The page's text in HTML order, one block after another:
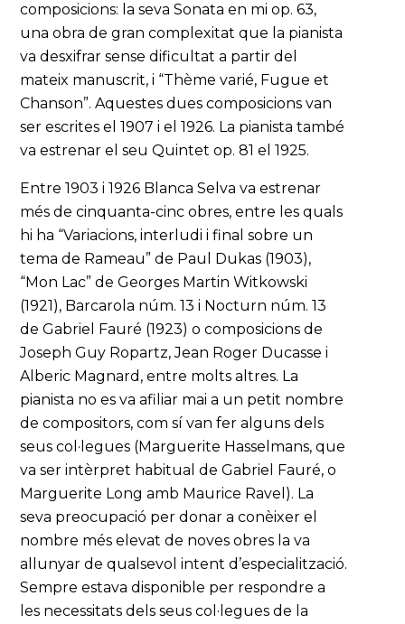
composicions: la seva Sonata en mi op. 63,
una obra de gran complexitat que la pianista
va desxifrar sense dificultat a partir del
mateix manuscrit, i “Thème varié, Fugue et
Chanson”. Aquestes dues composicions van
ser escrites el 1907 i el 1926. La pianista també
va estrenar el seu Quintet op. 81 el 1925.
Entre 1903 i 1926 Blanca Selva va estrenar
més de cinquanta-cinc obres, entre les quals
hi ha “Variacions, interludi i final sobre un
tema de Rameau” de Paul Dukas (1903),
“Mon Lac” de Georges Martin Witkowski
(1921), Barcarola núm. 13 i Nocturn núm. 13
de Gabriel Fauré (1923) o composicions de
Joseph Guy Ropartz, Jean Roger Ducasse i
Alberic Magnard, entre molts altres. La
pianista no es va afiliar mai a un petit nombre
de compositors, com sí van fer alguns dels
seus col·legues (Marguerite Hasselmans, que
va ser intèrpret habitual de Gabriel Fauré, o
Marguerite Long amb Maurice Ravel). La
seva preocupació per donar a conèixer el
nombre més elevat de noves obres la va
allunyar de qualsevol intent d’especialització.
Sempre estava disponible per respondre a
les necessitats dels seus col·legues de la